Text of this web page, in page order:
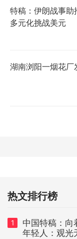
特稿：伊朗战事
多元化挑战美元
湖南浏阳一烟花厂
热文排行榜
1
中国特稿：向
年轻人：观光